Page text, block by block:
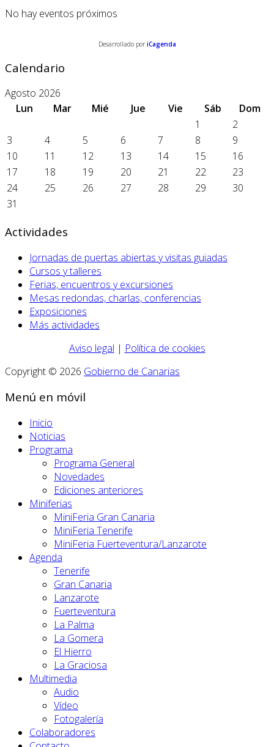
No hay eventos próximos
Desarrollado por iCagenda
Calendario
Agosto 2026
Lun
Mar Mié Jue Vie Sáb
Dom
1
2
3
4 5 6 7 8
9
10
11 12 13 14 15
16
17
18 19 20 21 22
23
24
25 26 27 28 29
30
31
Actividades
Jornadas de puertas abiertas y visitas guiadas
Cursos y talleres
Ferias, encuentros y excursiones
Mesas redondas, charlas, conferencias
Exposiciones
Más actividades
Aviso legal | Política de cookies
Copyright © 2026 Gobierno de Canarias
Menú en móvil
Inicio
Noticias
Programa
Programa General
Novedades
Ediciones anteriores
Miniferias
MiniFeria Gran Canaria
MiniFeria Tenerife
MiniFeria Fuerteventura/Lanzarote
Agenda
Tenerife
Gran Canaria
Lanzarote
Fuerteventura
La Palma
La Gomera
El Hierro
La Graciosa
Multimedia
Audio
Vídeo
Fotogalería
Colaboradores